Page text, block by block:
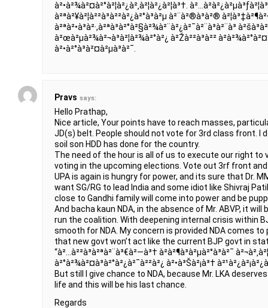
à²•à²¾à²¤à²°à²¦à²¿à²‚à²¦à²¿à²¦à³†.
à²ªà²¥à²¦à²²à³à²²à²¿à²°à³à²µ à²¨à²®à³à²®
à²ªà²•à³à²·,à²ªà³à²°à²§à²¾à²¨à²¿à²¯à²¨à³à²¨à³
à²œà²µà²¾à²¬à³à²¦à²¾à²°à²¿ à²Žà²²à³à²²
à²•à²°à³à²¤à²µà³à²¯.
Pravs says:
Hello Prathap,
Nice article, Your points have to reach masses,
JD(s) belt. People should not vote for 3rd class front. I
soil son HDD has done for the country.
The need of the hour is all of us to execute our right to
voting in the upcoming elections. Vote out 3rf front and
UPA is again is hungry for power, and its sure that Dr.
want SG/RG to lead India and some idiot like Shivraj
close to Gandhi family will come into power and be
And bacha kaun NDA, in the absence of Mr. ABVP, it
run the coalition. With deepening internal crisis within
smooth for NDA. My concern is provided NDA comes
that new govt won’t act like the current BJP govt in
“à²…à²²à³à²ªà²¨à³€à²—à³† à²à²¶à³à²µà²°à³à²¯
à²°à²¾à²¤à³à²°à²¿à²¯à²²à²¿ à²•à³Šà²¡à³†
But still I give chance to NDA, because Mr. LKA
life and this will be his last chance.
Regards